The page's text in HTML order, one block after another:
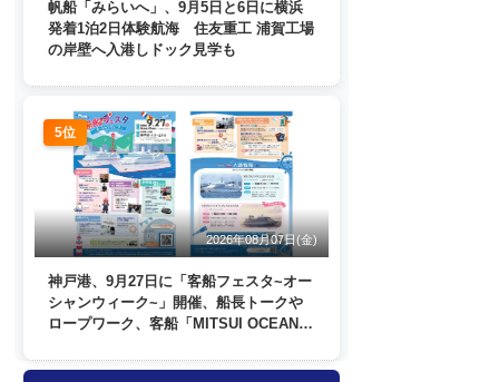
帆船「みらいへ」、9月5日と6日に横浜
発着1泊2日体験航海 住友重工 浦賀工場
の岸壁へ入港しドック見学も
5位
2026年08月07日(金)
神戸港、9月27日に「客船フェスタ~オー
シャンウィーク~」開催、船長トークや
ロープワーク、客船「MITSUI OCEAN